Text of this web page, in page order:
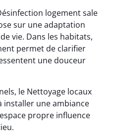
logement sale
sur une adaptation
vie. Dans les habitats,
permet de clarifier
une douceur
le Nettoyage locaux
installer une ambiance
propre influence